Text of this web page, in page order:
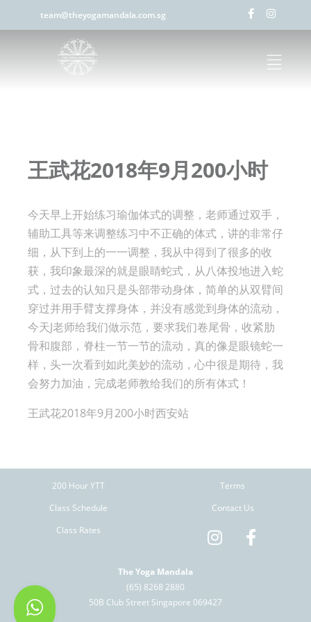
team@theyogamandala.com.sg
王武花2018年9月200小时
今天早上开始练习瑜伽体式的调整，老师通过双手，
辅助工具等来调整练习中不正确的体式，讲的非常仔
细， 从下到上的一一调整，我从中得到了很多的收
获， 我印象最深的就是眼睛蛇式，从八体投地进入蛇
式， 过去的认知只是头部带动身体， 简单的从双臂间
穿过并用手臂支撑身体，并没有感觉到身体的流动，
今天J老师给我们做示范，要求我们卷尾骨，收紧肋
骨和腹部， 脊柱一节一节的流动，真的像是眼镜蛇一
样， 头一次看到如此美妙的流动，心中很是期待，我
会努力加油， 完成老师教给我们的所有体式！
王武花2018年9月200小时西安站
200 Hour YTT
Class Schedule
Class Rates
Terms
Contact Us
The Yoga Mandala
(65) 8268 2880
50B Club Street Singapore 069427